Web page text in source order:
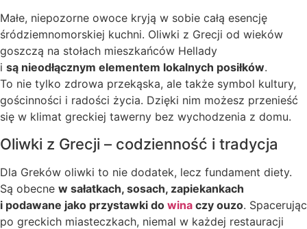
Małe, niepozorne owoce kryją w sobie całą esencję
śródziemnomorskiej kuchni. Oliwki z Grecji od wieków
goszczą na stołach mieszkańców Hellady
i są nieodłącznym elementem lokalnych posiłków.
To nie tylko zdrowa przekąska, ale także symbol kultury,
gościnności i radości życia. Dzięki nim możesz przenieść
się w klimat greckiej tawerny bez wychodzenia z domu.
Oliwki z Grecji – codzienność i tradycja
Dla Greków oliwki to nie dodatek, lecz fundament diety.
Są obecne w sałatkach, sosach, zapiekankach
i podawane jako przystawki do wina czy ouzo. Spacerując
po greckich miasteczkach, niemal w każdej restauracji